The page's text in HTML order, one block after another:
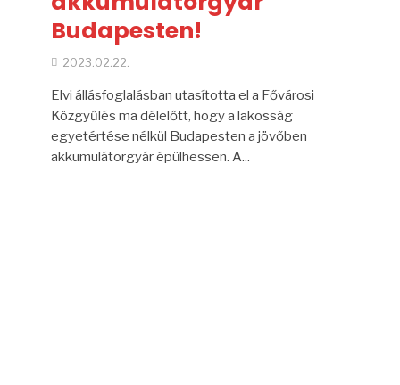
Budapesten!
2023.02.22.
Elvi állásfoglalásban utasította el a Fővárosi
Közgyűlés ma délelőtt, hogy a lakosság
egyetértése nélkül Budapesten a jövőben
akkumulátorgyár épülhessen. A...